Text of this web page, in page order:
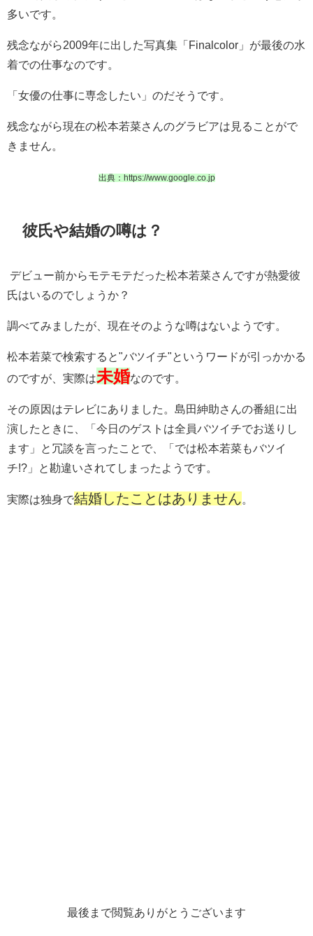
多いです。
残念ながら2009年に出した写真集「Finalcolor」が最後の水
着での仕事なのです。
「女優の仕事に専念したい」のだそうです。
残念ながら現在の松本若菜さんのグラビアは見ることがで
きません。
出典：https://www.google.co.jp
彼氏や結婚の噂は？
デビュー前からモテモテだった松本若菜さんですが熱愛彼
氏はいるのでしょうか？
調べてみましたが、現在そのような噂はないようです。
松本若菜で検索すると"バツイチ"というワードが引っかかる
のですが、実際は未婚なのです。
その原因はテレビにありました。島田紳助さんの番組に出
演したときに、「今日のゲストは全員バツイチでお送りし
ます」と冗談を言ったことで、「では松本若菜もバツイ
チ!?」と勘違いされてしまったようです。
実際は独身で結婚したことはありません
最後まで閲覧ありがとうございます